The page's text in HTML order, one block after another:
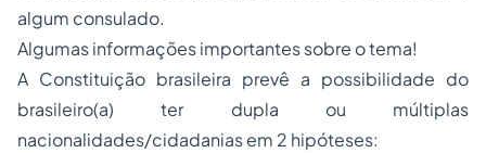
algum consulado.
Algumas informações importantes sobre o tema!
A Constituição brasileira prevê a possibilidade do
brasileiro(a) ter dupla ou múltiplas
nacionalidades/cidadanias em 2 hipóteses: